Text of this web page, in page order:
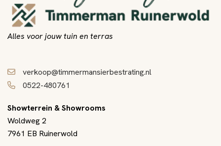
Alles voor jouw tuin en terras
verkoop@timmermansierbestrating.nl
0522-480761
Showterrein & Showrooms
Woldweg 2
7961 EB Ruinerwold